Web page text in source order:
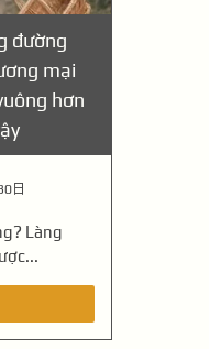
đường
mại
hơn
日
Làng